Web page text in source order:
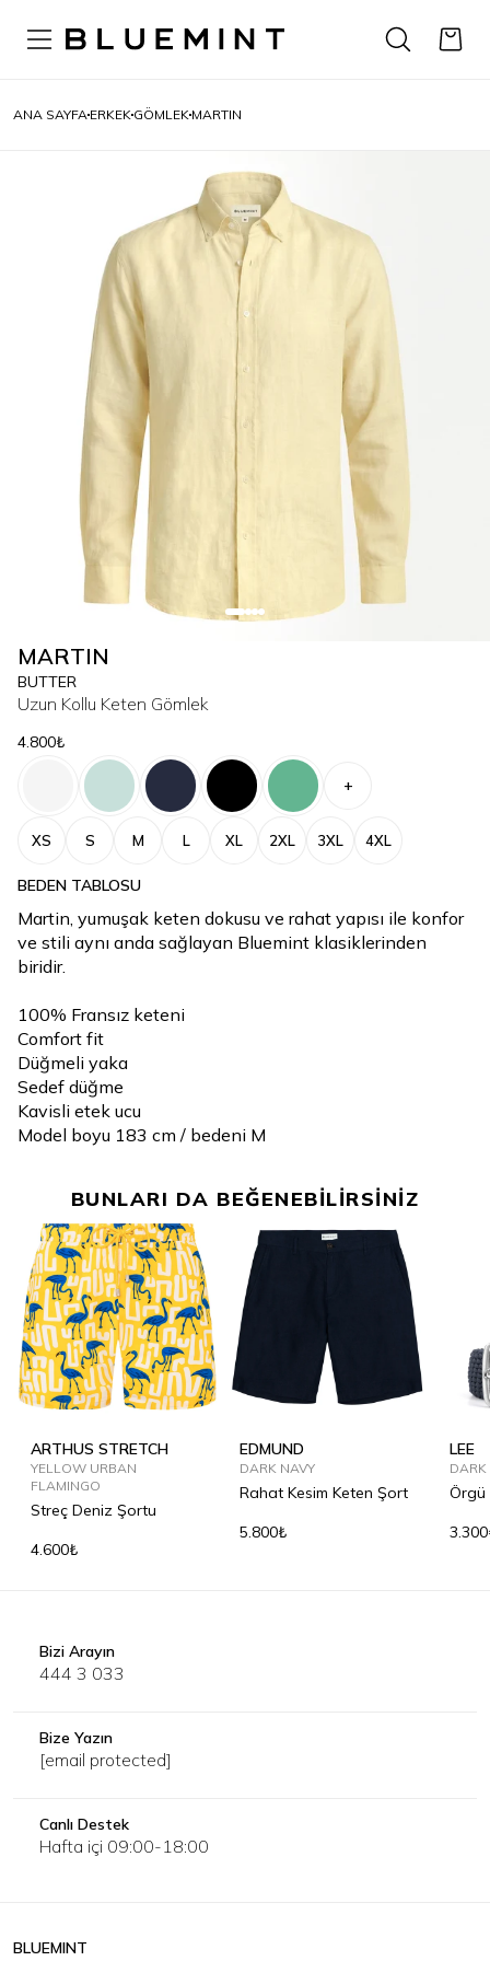
ANA SAYFA ERKEK GÖMLEK MARTIN
MARTIN
BUTTER
Uzun Kollu Keten Gömlek
4.800₺
+
XS S M L XL 2XL 3XL 4XL
BEDEN TABLOSU
Martin, yumuşak keten dokusu ve rahat yapısı ile konfor
ve stili aynı anda sağlayan Bluemint klasiklerinden
biridir.
100% Fransız keteni
Comfort fit
Düğmeli yaka
Sedef düğme
Kavisli etek ucu
Model boyu 183 cm / bedeni M
BUNLARI DA BEĞENEBİLİRSİNİZ
ARTHUS STRETCH
YELLOW URBAN
FLAMINGO
Streç Deniz Şortu
4.600₺
EDMUND
DARK NAVY
Rahat Kesim Keten Şort
5.800₺
LEE
DARK
Örgü
Bizi Arayın
444 3 033
Bize Yazın
[email protected]
Canlı Destek
Hafta içi 09:00-18:00
BLUEMINT